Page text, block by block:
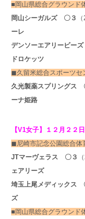
■岡山県総合グラウンド
岡山シーガルズ〇３
ーレ
デンソーエアリービーズ
ドロケッツ
◼︎久留米総合スポーツセ
久光製薬スプリングス
ーナ姫路
【V1女子】１２月２２
◼︎尼崎市記念公園総合体
JTマーヴェラス 〇３
ェアリーズ
埼玉上尾メディックス
ズ
■岡山県総合グラウンド